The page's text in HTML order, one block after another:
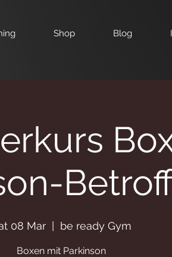
Shop Blog
08 Mar
  |
be ready Gym
Boxen mit Parkinson